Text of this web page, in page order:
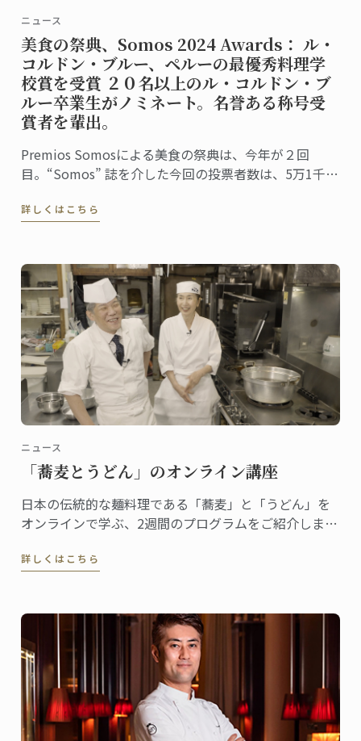
ニュース
美食の祭典、Somos 2024 Awards： ル・
コルドン・ブルー、ペルーの最優秀料理学
校賞を受賞 ２０名以上のル・コルドン・ブ
ルー卒業生がノミネート。名誉ある称号受
賞者を輩出。
Premios Somosによる美食の祭典は、今年が２回
目。“Somos” 誌を介した今回の投票者数は、5万1千人
ラン、および関連企業を称え４０部門における受賞
詳しくはこちら
ニュース
「蕎麦とうどん」のオンライン講座
日本の伝統的な麺料理である「蕎麦」と「うどん」を
オンラインで学ぶ、2週間のプログラムをご紹介しま
詳しくはこちら